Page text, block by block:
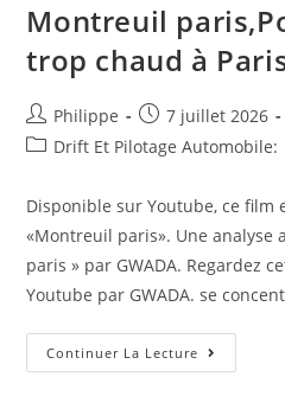
Montreuil
trop chaud à
Auteur/autrice
de
Philippe
Post
published:
7 juillet 2026
PostDrift Et Pilotage Automobile:
Disponible sur Youtube, ce film
«Montreuil paris». Une analyse
paris » par GWADA. Regardez
Youtube par GWADA. se
Continuer La Lecture Montreuil